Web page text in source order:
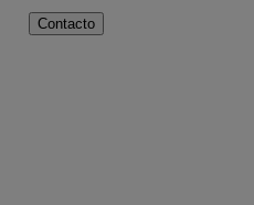
Contacto